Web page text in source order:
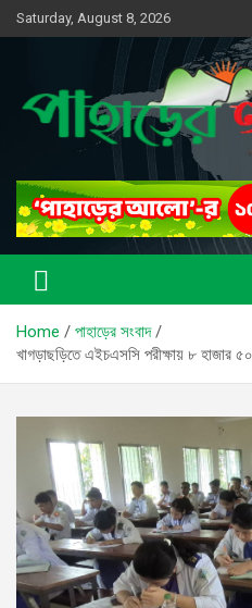
Skip
to
Saturday, August 8, 2026
পাহাড়ের আলো
সত্যের সন্ধানে, পাহাড়ের পথে
Home
পাহাড়ের সংবাদ
খাগড়াছড়িতে এইচএসসি পরীক্ষায় ৮ হাজার